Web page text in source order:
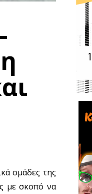
ομάδες της
με σκοπό να